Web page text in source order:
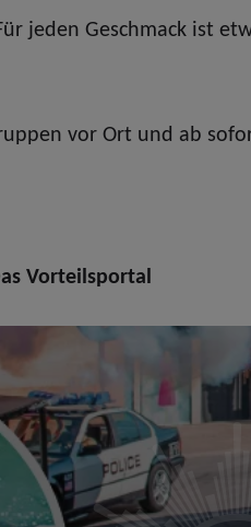
jeden Geschmack ist
vor Ort und ab
Vorteilsportal